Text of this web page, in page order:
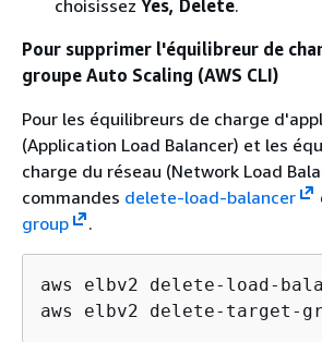
choisissez Yes, Delete.
Pour supprimer l'équilibreur de
groupe Auto Scaling (AWS CLI)
Pour les équilibreurs de charge
(Application Load Balancer) et les
charge du réseau (Network Load
commandes delete-load-balancer
group
.
aws elbv2 delete-load-
aws elbv2 delete-target-